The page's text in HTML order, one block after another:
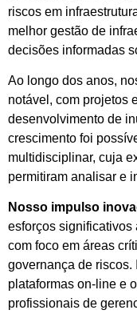
riscos em
melhor gestão de
decisões informadas
Ao longo dos anos,
notável, com projetos
desenvolvimento de
crescimento foi
multidisciplinar, cuja
permitiram analisar e
Nosso impulso
esforços significativos
com foco em áreas
governança de
plataformas on-line e
profissionais de